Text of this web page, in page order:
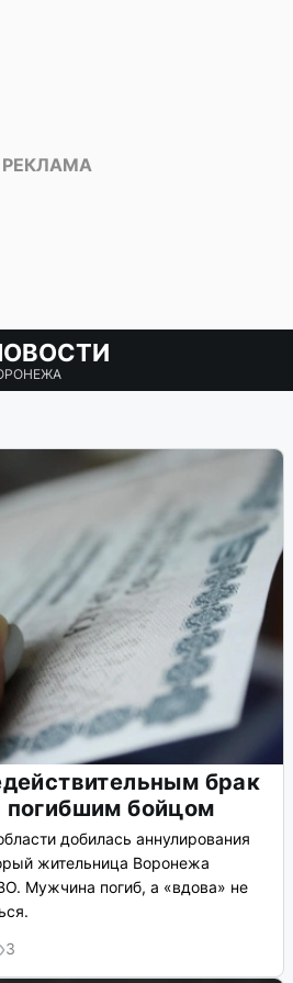
брак
погибшим бойцом
добилась аннулирования
жительница Воронежа
Мужчина погиб, а «вдова» не
3